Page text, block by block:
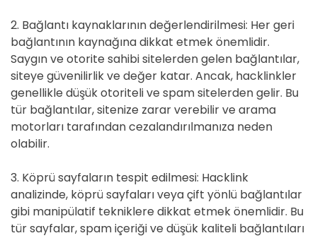
2. Bağlantı kaynaklarının değerlendirilmesi: Her geri
bağlantının kaynağına dikkat etmek önemlidir.
Saygın ve otorite sahibi sitelerden gelen bağlantılar,
siteye güvenilirlik ve değer katar. Ancak, hacklinkler
genellikle düşük otoriteli ve spam sitelerden gelir. Bu
tür bağlantılar, sitenize zarar verebilir ve arama
motorları tarafından cezalandırılmanıza neden
olabilir.
3. Köprü sayfaların tespit edilmesi: Hacklink
analizinde, köprü sayfaları veya çift yönlü bağlantılar
gibi manipülatif tekniklere dikkat etmek önemlidir. Bu
tür sayfalar, spam içeriği ve düşük kaliteli bağlantıları